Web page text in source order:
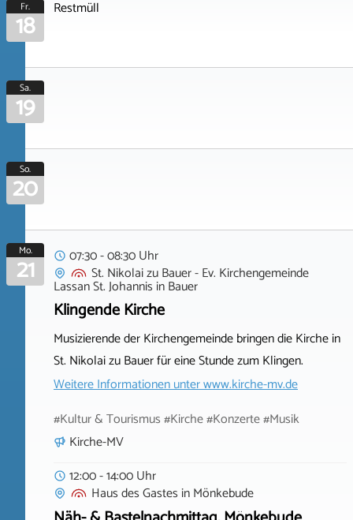
Fr.
18 Restmüll
Sa.
19
So.
20
Mo.
21
07:30 - 08:30 Uhr
St. Nikolai zu Bauer - Ev. Kirchengemeinde
Lassan St. Johannis inBauer
Klingende Kirche
Musizierende der Kirchengemeinde bringen die Kirche in
St. Nikolai zu Bauer für eine Stunde zum Klingen.
Weitere Informationen unterwww.kirche-mv.de
#Kultur & Tourismus #Kirche #Konzerte #Musik
Kirche-MV
12:00 - 14:00 Uhr
Haus des Gastes inMönkebude